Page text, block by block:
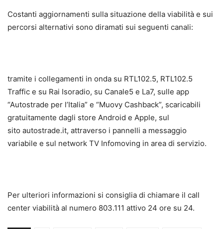
Costanti aggiornamenti sulla situazione della viabilità e sui
percorsi alternativi sono diramati sui seguenti canali:
tramite i collegamenti in onda su RTL102.5, RTL102.5
Traffic e su Rai Isoradio, su Canale5 e La7, sulle app
“Autostrade per l’Italia” e “Muovy Cashback”, scaricabili
gratuitamente dagli store Android e Apple, sul
sito autostrade.it, attraverso i pannelli a messaggio
variabile e sul network TV Infomoving in area di servizio.
Per ulteriori informazioni si consiglia di chiamare il call
center viabilità al numero 803.111 attivo 24 ore su 24.